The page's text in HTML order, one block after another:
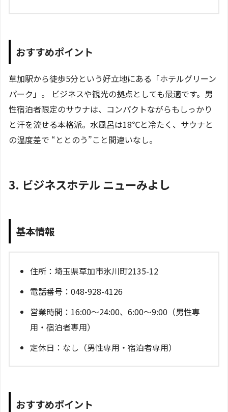
おすすめポイント
草加駅から徒歩5分という好立地にある「ホテルグリーン
パーク」。 ビジネスや観光の拠点としても最適です。男
性宿泊者限定のサウナは、コンパクトながらもしっかり
と汗を流せる本格派。水風呂は18℃と冷たく、サウナと
の温度差で “ととのう”こと間違いなし。
3. ビジネスホテル ニューみよし
基本情報
住所：埼玉県草加市氷川町2135-12
電話番号：048-928-4126
営業時間：16:00～24:00、6:00～9:00（男性専
用・宿泊者専用）
定休日：なし（男性専用・宿泊者専用）
おすすめポイント